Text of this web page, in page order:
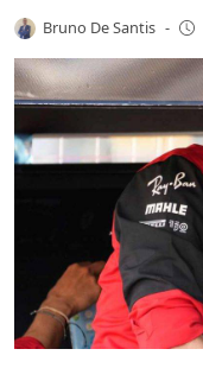
Bruno De Santis -